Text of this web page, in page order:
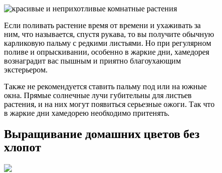
Если поливать растение время от времени и ухаживать за
ним, что называется, спустя рукава, то вы получите обычную
карликовую пальму с редкими листьями. Но при регулярном
поливе и опрыскивании, особенно в жаркие дни, хамедорея
вознаградит вас пышным и приятно благоухающим
экстерьером.
Также не рекомендуется ставить пальму под или на южные
окна. Прямые солнечные лучи губительны для листьев
растения, и на них могут появиться серьезные ожоги. Так что
в жаркие дни хамедорею необходимо притенять.
Выращивание домашних цветов без
хлопот